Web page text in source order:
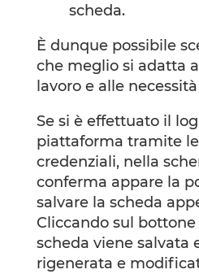
scheda.
È dunque possibile
che meglio si adatta
lavoro e alle
Se si è effettuato il
piattaforma tramite
credenziali, nella
conferma appare la
salvare la scheda
Cliccando sul bottone
scheda viene salvata
rigenerata e